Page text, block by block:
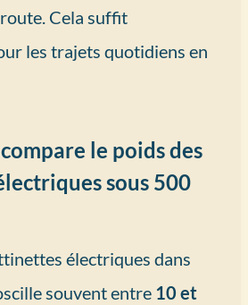
Cela suffit
les trajets quotidiens en
le poids des
sous 500
électriques dans
souvent entre 10 et